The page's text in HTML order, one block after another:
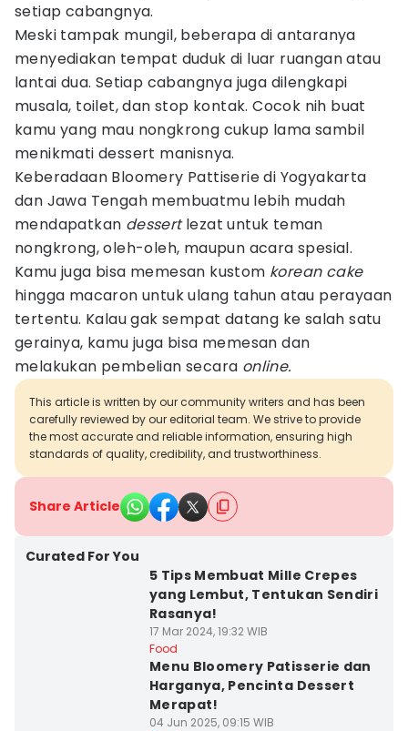
setiap cabangnya.
Meski tampak mungil, beberapa di antaranya
menyediakan tempat duduk di luar ruangan atau
lantai dua. Setiap cabangnya juga dilengkapi
musala, toilet, dan stop kontak. Cocok nih buat
kamu yang mau nongkrong cukup lama sambil
menikmati dessert manisnya.
Keberadaan Bloomery Pattiserie di Yogyakarta
dan Jawa Tengah membuatmu lebih mudah
mendapatkan dessertlezat untuk teman
nongkrong, oleh-oleh, maupun acara spesial.
Kamu juga bisa memesan kustom korean cake
hingga macaron untuk ulang tahun atau perayaan
tertentu. Kalau gak sempat datang ke salah satu
gerainya, kamu juga bisa memesan dan
melakukan pembelian secara online.
This article is written by our community writers and has been
carefully reviewed by our editorial team. We strive to provide
the most accurate and reliable information, ensuring high
standards of quality, credibility, and trustworthiness.
Share Article
Curated For You
5 Tips Membuat Mille Crepes
yang Lembut, Tentukan Sendiri
Rasanya!
17 Mar 2024, 19:32 WIB
Food
Menu Bloomery Patisserie dan
Harganya, Pencinta Dessert
Merapat!
04 Jun 2025, 09:15 WIB